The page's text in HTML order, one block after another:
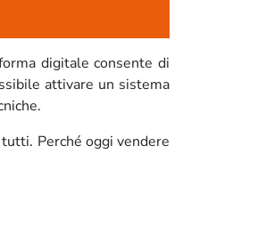
digitale consente di
attivare un sistema
Perché oggi vendere